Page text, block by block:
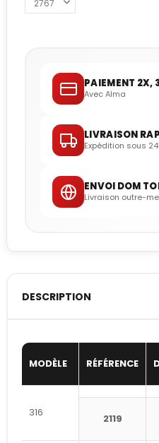
PAIEMENT 2X,
Avec Alma
LIVRAISON
Expédition sous
ENVOI DOM
Livraison outre-
DESCRIPTION
MODÈLE RÉFÉRENCE
316 2119